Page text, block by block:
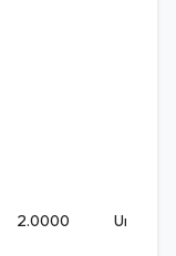
2.0000 Unidade